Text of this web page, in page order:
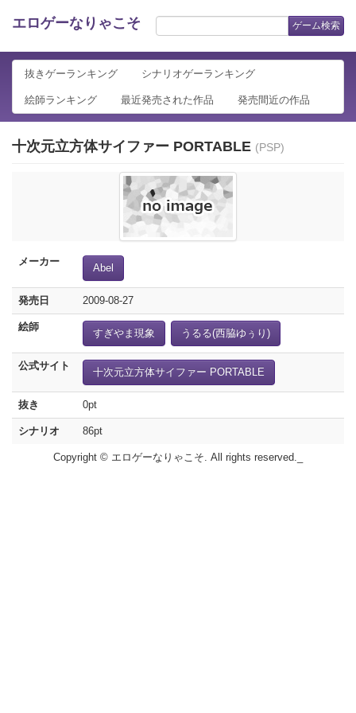
エロゲーなりゃこそ ゲーム検索
抜きゲーランキング シナリオゲーランキング
絵師ランキング 最近発売された作品 発売間近の作品
十次元立方体サイファー PORTABLE (PSP)
メーカー
Abel
発売日 2009-08-27
絵師
すぎやま現象 うるる(西脇ゆぅり)
公式サイト
十次元立方体サイファー PORTABLE
抜き 0pt
シナリオ 86pt
Copyright © エロゲーなりゃこそ. All rights reserved._